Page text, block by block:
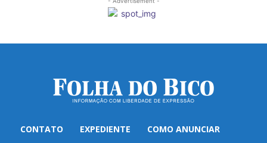
CONTATO EXPEDIENTE COMO ANUNCIAR